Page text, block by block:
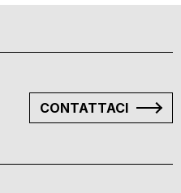
CONTATTACI